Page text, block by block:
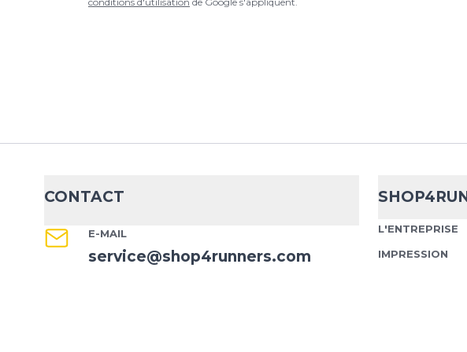
CONTACT
E-MAIL
service@shop4runners.com
L'ENTREPRISE
IMPRESSION